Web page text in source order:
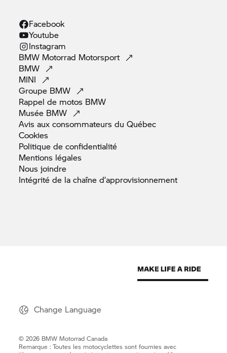
Facebook
Youtube
Instagram
BMW Motorrad Motorsport
BMW
MINI
Groupe BMW
Rappel de motos BMW
Musée BMW
Avis aux consommateurs duQuébec
Cookies
Politique deconfidentialité
Mentions légales
Nousjoindre
Intégrité de la chaîned’approvisionnement
Change Language
© 2026 BMW Motorrad Canada
Remarque : Toutes les motocyclettes sont fournies avec